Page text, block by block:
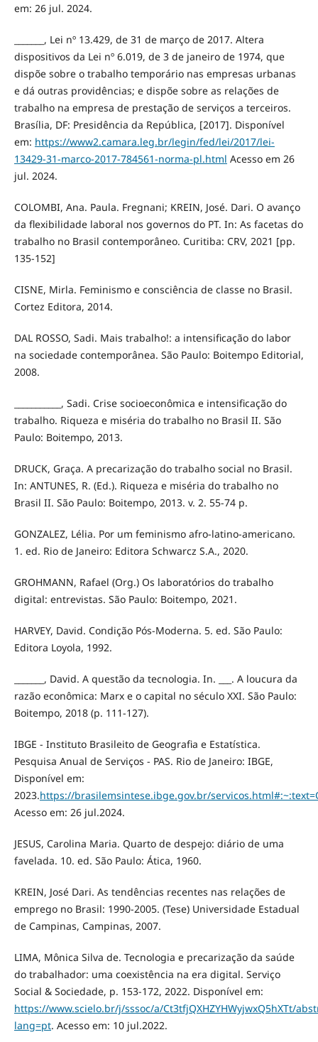
em: 26 jul. 2024.
_______, Lei nº 13.429, de 31 de março de 2017. Altera
dispositivos da Lei nº 6.019, de 3 de janeiro de 1974, que
dispõe sobre o trabalho temporário nas empresas urbanas
e dá outras providências; e dispõe sobre as relações de
trabalho na empresa de prestação de serviços a terceiros.
Brasília, DF: Presidência da República, [2017]. Disponível
em: https://www2.camara.leg.br/legin/fed/lei/2017/lei-
13429-31-marco-2017-784561-norma-pl.html Acesso em 26
jul. 2024.
COLOMBI, Ana. Paula. Fregnani; KREIN, José. Dari. O avanço
da flexibilidade laboral nos governos do PT. In: As facetas do
trabalho no Brasil contemporâneo. Curitiba: CRV, 2021 [pp.
135-152]
CISNE, Mirla. Feminismo e consciência de classe no Brasil.
Cortez Editora, 2014.
DAL ROSSO, Sadi. Mais trabalho!: a intensificação do labor
na sociedade contemporânea. São Paulo: Boitempo Editorial,
2008.
___________, Sadi. Crise socioeconômica e intensificação do
trabalho. Riqueza e miséria do trabalho no Brasil II. São
Paulo: Boitempo, 2013.
DRUCK, Graça. A precarização do trabalho social no Brasil.
In: ANTUNES, R. (Ed.). Riqueza e miséria do trabalho no
Brasil II. São Paulo: Boitempo, 2013. v. 2. 55-74 p.
GONZALEZ, Lélia. Por um feminismo afro-latino-americano.
1. ed. Rio de Janeiro: Editora Schwarcz S.A., 2020.
GROHMANN, Rafael (Org.) Os laboratórios do trabalho
digital: entrevistas. São Paulo: Boitempo, 2021.
HARVEY, David. Condição Pós-Moderna. 5. ed. São Paulo:
Editora Loyola, 1992.
_______, David. A questão da tecnologia. In. ___. A loucura da
razão econômica: Marx e o capital no século XXI. São Paulo:
Boitempo, 2018 (p. 111-127).
IBGE - Instituto Brasileito de Geografia e Estatística.
Pesquisa Anual de Serviços - PAS. Rio de Janeiro: IBGE,
Disponível em:
2023.https://brasilemsintese.ibge.gov.br/
Acesso em: 26 jul.2024.
JESUS, Carolina Maria. Quarto de despejo: diário de uma
favelada. 10. ed. São Paulo: Ática, 1960.
KREIN, José Dari. As tendências recentes nas relações de
emprego no Brasil: 1990-2005. (Tese) Universidade Estadual
de Campinas, Campinas, 2007.
LIMA, Mônica Silva de. Tecnologia e precarização da saúde
do trabalhador: uma coexistência na era digital. Serviço
Social & Sociedade, p. 153-172, 2022. Disponível em:
https://www.scielo.br/j/sssoc/a/Ct3tfjQXHZYHWyjwxQ5hXTt/
lang=pt. Acesso em: 10 jul.2022.